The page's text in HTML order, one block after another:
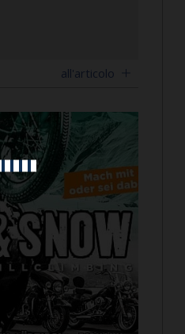
all'articolo